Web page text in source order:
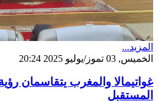
المزيد...
الخميس, 03 تموز/يوليو 2025 20:24
غواتيمالا والمغرب يتقاسمان
المستقبل